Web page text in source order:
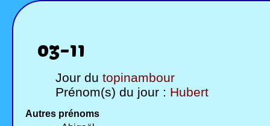
03-11
Jour du topinambour
Prénom(s) du jour : Hubert
Autres prénoms